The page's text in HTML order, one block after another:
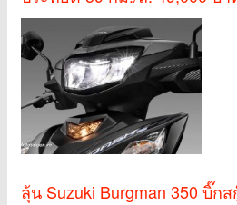
ลุ้น Suzuki Burgman 350 บิ๊ก